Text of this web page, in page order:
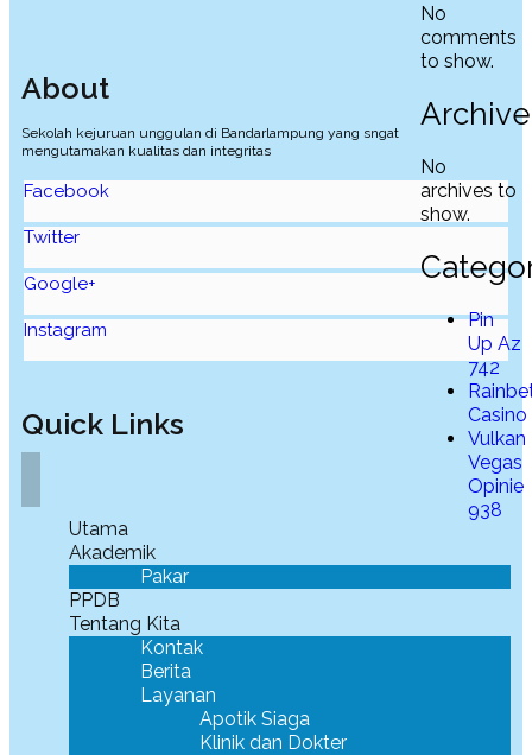
No
comments
to show.
No
archives to
show.
Pin
Up Az
742
Casino
Vulkan
Vegas
Opinie
938
About
Sekolah kejuruan unggulan di Bandarlampung yang sngat
mengutamakan kualitas dan integritas
Facebook
Twitter
Google+
Instagram
Quick Links
Utama
Akademik
Pakar
PPDB
Tentang Kita
Kontak
Berita
Layanan
Apotik Siaga
Klinik dan Dokter